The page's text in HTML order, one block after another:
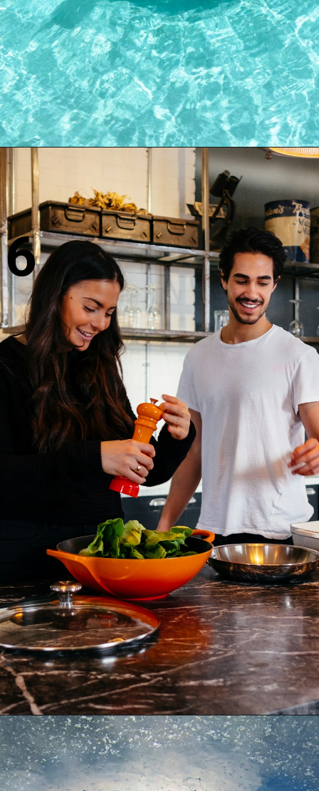
शरीर को विटामिन डी मिलता है, जो
आपके स्वास्थ्य के लिए बहुत जरूरी है।
सुबह उठने के बाद कुछ समय अपने
पसंद के काम में बिताने से आपका दिन
तरोताजा और सकारात्मक रहेगा।
6